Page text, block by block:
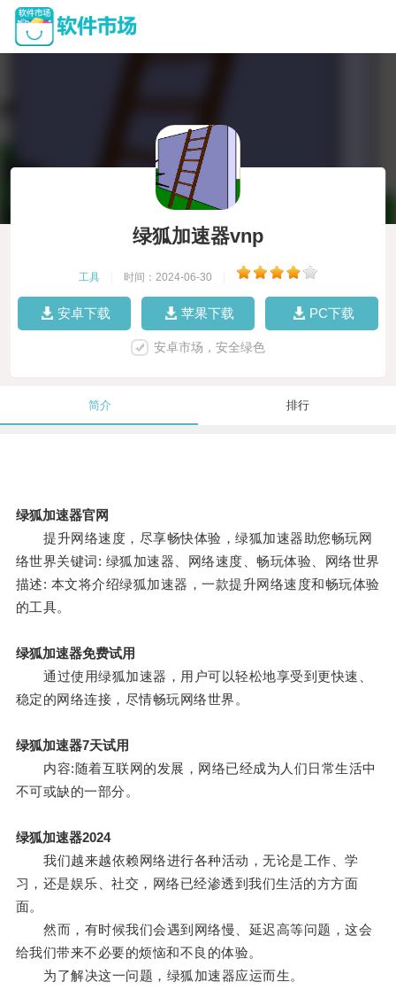
绿狐加速器vnp
工具 时间：2024-06-30
安卓下载 苹果下载 PC下载
安卓市场，安全绿色
简介 排行
绿狐加速器官网
提升网络速度，尽享畅快体验，绿狐加速器助您畅玩网
络世界关键词: 绿狐加速器、网络速度、畅玩体验、网络世界
描述: 本文将介绍绿狐加速器，一款提升网络速度和畅玩体验
的工具。
绿狐加速器免费试用
通过使用绿狐加速器，用户可以轻松地享受到更快速、
稳定的网络连接，尽情畅玩网络世界。
绿狐加速器7天试用
内容:随着互联网的发展，网络已经成为人们日常生活中
不可或缺的一部分。
绿狐加速器2024
我们越来越依赖网络进行各种活动，无论是工作、学
习，还是娱乐、社交，网络已经渗透到我们生活的方方面
面。
然而，有时候我们会遇到网络慢、延迟高等问题，这会
给我们带来不必要的烦恼和不良的体验。
为了解决这一问题，绿狐加速器应运而生。